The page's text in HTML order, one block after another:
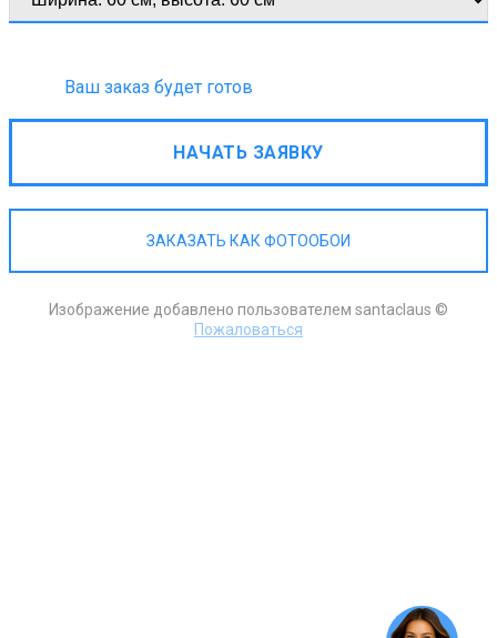
Ваш заказ будет готов
НАЧАТЬ ЗАЯВКУ
ЗАКАЗАТЬ КАК ФОТООБОИ
Изображение добавлено пользователем santaclaus ©
Пожаловаться